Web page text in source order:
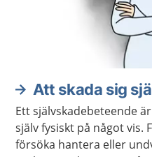
Att skada sig
Ett självskadebeteende
själv fysiskt på något vis.
försöka hantera eller